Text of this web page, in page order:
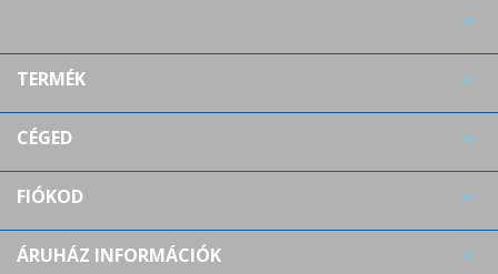

TERMÉK 
CÉGED 
FIÓKOD 
ÁRUHÁZ INFORMÁCIÓK 